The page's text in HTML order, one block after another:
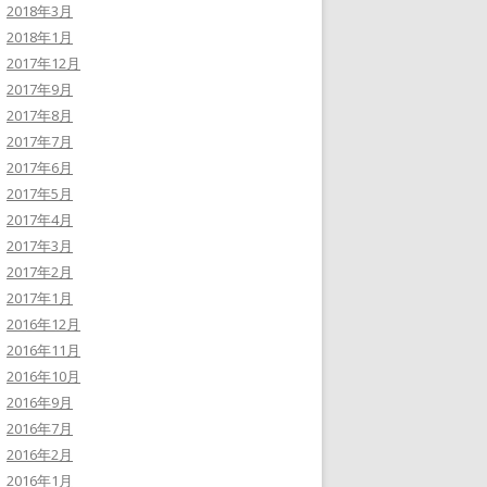
2018年3月
2018年1月
2017年12月
2017年9月
2017年8月
2017年7月
2017年6月
2017年5月
2017年4月
2017年3月
2017年2月
2017年1月
2016年12月
2016年11月
2016年10月
2016年9月
2016年7月
2016年2月
2016年1月